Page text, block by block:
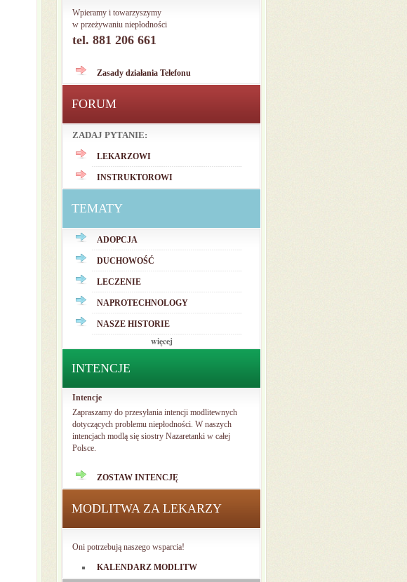
Wpieramy i towarzyszymy
w przeżywaniu niepłodności
tel. 881 206 661
Zasady działania Telefonu
FORUM
ZADAJ PYTANIE:
LEKARZOWI
INSTRUKTOROWI
TEMATY
ADOPCJA
DUCHOWOŚĆ
LECZENIE
NAPROTECHNOLOGY
NASZE HISTORIE
więcej
INTENCJE
Intencje
Zapraszamy do przesyłania intencji modlitewnych
dotyczących problemu niepłodności. W naszych
intencjach modlą się siostry Nazaretanki w całej
Polsce.
ZOSTAW INTENCJĘ
MODLITWA ZA LEKARZY
Oni potrzebują naszego wsparcia!
KALENDARZ MODLITW